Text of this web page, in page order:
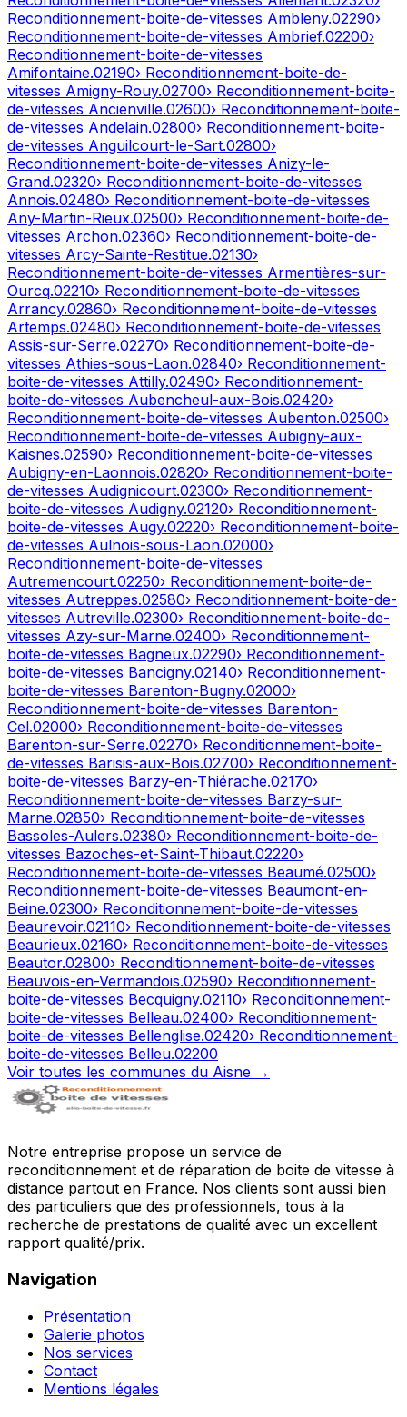
Reconditionnement-boite-de-vitesses Ambleny.02290›
Reconditionnement-boite-de-vitesses Ambrief.02200›
Reconditionnement-boite-de-vitesses
Amifontaine.02190› Reconditionnement-boite-de-
vitesses Amigny-Rouy.02700› Reconditionnement-boite-
de-vitesses Ancienville.02600› Reconditionnement-boite-
de-vitesses Andelain.02800› Reconditionnement-boite-
de-vitesses Anguilcourt-le-Sart.02800›
Reconditionnement-boite-de-vitesses Anizy-le-
Grand.02320› Reconditionnement-boite-de-vitesses
Annois.02480› Reconditionnement-boite-de-vitesses
Any-Martin-Rieux.02500› Reconditionnement-boite-de-
vitesses Archon.02360› Reconditionnement-boite-de-
vitesses Arcy-Sainte-Restitue.02130›
Reconditionnement-boite-de-vitesses Armentières-sur-
Ourcq.02210› Reconditionnement-boite-de-vitesses
Arrancy.02860› Reconditionnement-boite-de-vitesses
Artemps.02480› Reconditionnement-boite-de-vitesses
Assis-sur-Serre.02270› Reconditionnement-boite-de-
vitesses Athies-sous-Laon.02840› Reconditionnement-
boite-de-vitesses Attilly.02490› Reconditionnement-
boite-de-vitesses Aubencheul-aux-Bois.02420›
Reconditionnement-boite-de-vitesses Aubenton.02500›
Reconditionnement-boite-de-vitesses Aubigny-aux-
Kaisnes.02590› Reconditionnement-boite-de-vitesses
Aubigny-en-Laonnois.02820› Reconditionnement-boite-
de-vitesses Audignicourt.02300› Reconditionnement-
boite-de-vitesses Audigny.02120› Reconditionnement-
boite-de-vitesses Augy.02220› Reconditionnement-boite-
de-vitesses Aulnois-sous-Laon.02000›
Reconditionnement-boite-de-vitesses
Autremencourt.02250› Reconditionnement-boite-de-
vitesses Autreppes.02580› Reconditionnement-boite-de-
vitesses Autreville.02300› Reconditionnement-boite-de-
vitesses Azy-sur-Marne.02400› Reconditionnement-
boite-de-vitesses Bagneux.02290› Reconditionnement-
boite-de-vitesses Bancigny.02140› Reconditionnement-
boite-de-vitesses Barenton-Bugny.02000›
Reconditionnement-boite-de-vitesses Barenton-
Cel.02000› Reconditionnement-boite-de-vitesses
Barenton-sur-Serre.02270› Reconditionnement-boite-
de-vitesses Barisis-aux-Bois.02700› Reconditionnement-
boite-de-vitesses Barzy-en-Thiérache.02170›
Reconditionnement-boite-de-vitesses Barzy-sur-
Marne.02850› Reconditionnement-boite-de-vitesses
Bassoles-Aulers.02380› Reconditionnement-boite-de-
vitesses Bazoches-et-Saint-Thibaut.02220›
Reconditionnement-boite-de-vitesses Beaumé.02500›
Reconditionnement-boite-de-vitesses Beaumont-en-
Beine.02300› Reconditionnement-boite-de-vitesses
Beaurevoir.02110› Reconditionnement-boite-de-vitesses
Beaurieux.02160› Reconditionnement-boite-de-vitesses
Beautor.02800› Reconditionnement-boite-de-vitesses
Beauvois-en-Vermandois.02590› Reconditionnement-
boite-de-vitesses Becquigny.02110› Reconditionnement-
boite-de-vitesses Belleau.02400› Reconditionnement-
boite-de-vitesses Bellenglise.02420› Reconditionnement-
boite-de-vitesses Belleu.02200
Voir toutes les communes du Aisne →
Notre entreprise propose un service de
reconditionnement et de réparation de boite de vitesse à
distance partout en France. Nos clients sont aussi bien
des particuliers que des professionnels, tous à la
recherche de prestations de qualité avec un excellent
rapport qualité/prix.
Navigation
Présentation
Galerie photos
Nos services
Contact
Mentions légales